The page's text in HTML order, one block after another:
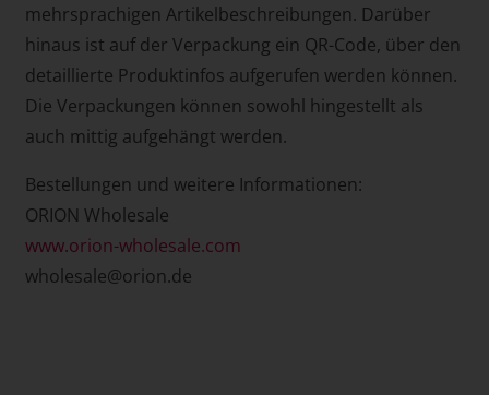
mehrsprachigen Artikelbeschreibungen. Darüber
hinaus ist auf der Verpackung ein QR-Code, über den
detaillierte Produktinfos aufgerufen werden können.
Die Verpackungen können sowohl hingestellt als
auch mittig aufgehängt werden.
Bestellungen und weitere Informationen:
ORION Wholesale
www.orion-wholesale.com
wholesale@orion.de